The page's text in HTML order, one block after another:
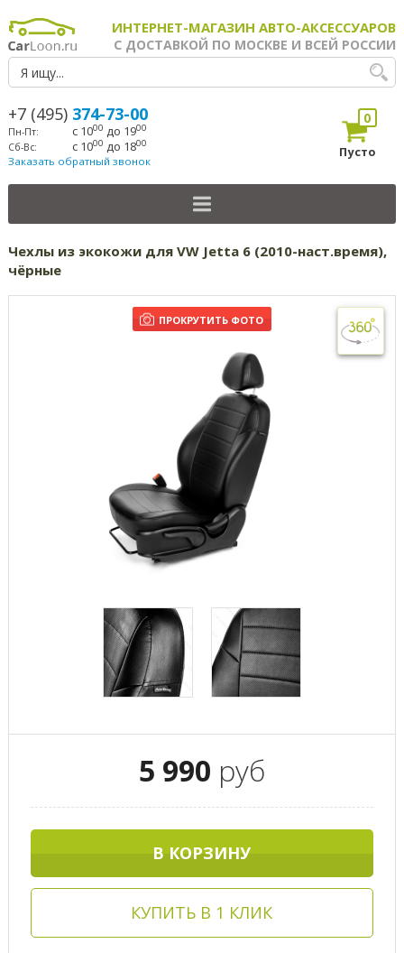
ИНТЕРНЕТ-МАГАЗИН АВТО-АКСЕССУАРОВ
С ДОСТАВКОЙ ПО МОСКВЕ И ВСЕЙ РОССИИ
+7 (495) 374-73-00
Пн-Пт: с 1000 до 1900
Сб-Вс: с 1000 до 1800
Заказать обратный звонок
0
Пусто
Чехлы из экокожи для VW Jetta 6 (2010-наст.время),
чёрные
ПРОКРУТИТЬ ФОТО
5 990 руб
В КОРЗИНУ
КУПИТЬ В 1 КЛИК